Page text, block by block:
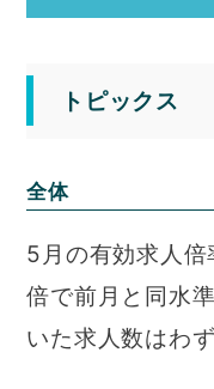
トピックス
全体
5月の有効求人
倍で前月と同水
いた求人数はわ